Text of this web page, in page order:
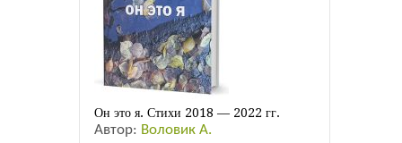
Он это я. Стихи 2018 — 2022 гг.
Автор: Воловик А.